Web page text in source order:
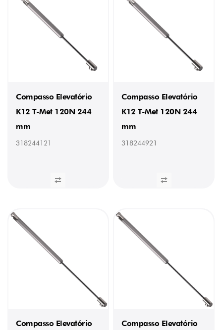
Compasso Elevatório
K12 T-Met 120N 244
mm
318244121
Compasso Elevatório
K12 T-Met 120N 244
mm
318244921
Compasso Elevatório
Compasso Elevatório